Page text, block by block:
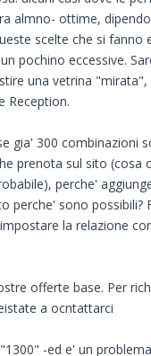
almno- ottime,
scelte che si fanno
pochino eccessive.
una vetrina
Reception.
gia' 300 combinazioni
prenota sul sito (cosa
perche'
perche' sono possibili?
la relazione
offerte base. Per
a ocntattarci
-ed e' un